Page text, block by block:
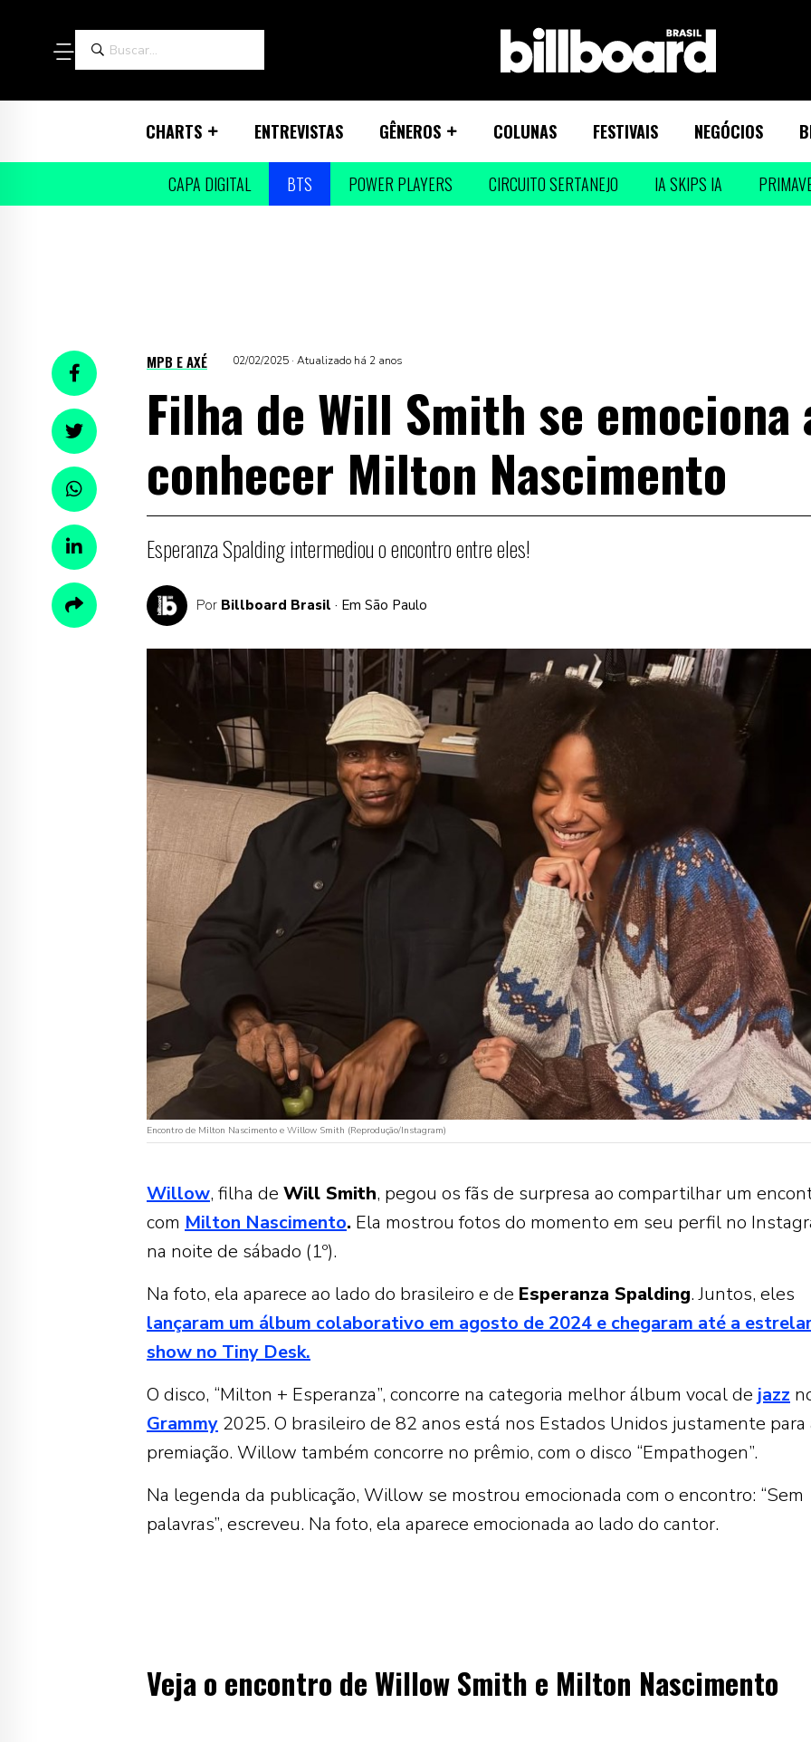
CHARTS ENTREVISTAS GÊNEROS COLUNAS FESTIVAIS NEGÓCIOS
CAPA DIGITAL BTS POWER PLAYERS CIRCUITO SERTANEJO IA SKIPS IA
MPB E AXÉ 02/02/2025 · Atualizado há 2 anos
Filha de Will Smith se emociona
conhecer Milton Nascimento
Esperanza Spalding intermediou o encontro entre eles!
Por Billboard Brasil · Em São Paulo
Encontro de Milton Nascimento e Willow Smith (Reprodução/Instagram)
Willow, filha de Will Smith, pegou os fãs de surpresa ao compartilhar um
com Milton Nascimento. Ela mostrou fotos do momento em seu perfil no
na noite de sábado (1º).
Na foto, ela aparece ao lado do brasileiro e de Esperanza Spalding. Juntos, eles
lançaram um álbum colaborativo em agosto de 2024 e chegaram até a
show no Tiny Desk.
O disco, “Milton + Esperanza”, concorre na categoria melhor álbum vocal de jazz
Grammy 2025. O brasileiro de 82 anos está nos Estados Unidos justamente para
premiação. Willow também concorre no prêmio, com o disco “Empathogen”.
Na legenda da publicação, Willow se mostrou emocionada com o encontro: “Sem
palavras”, escreveu. Na foto, ela aparece emocionada ao lado do cantor.
Veja o encontro de Willow Smith e Milton Nascimento